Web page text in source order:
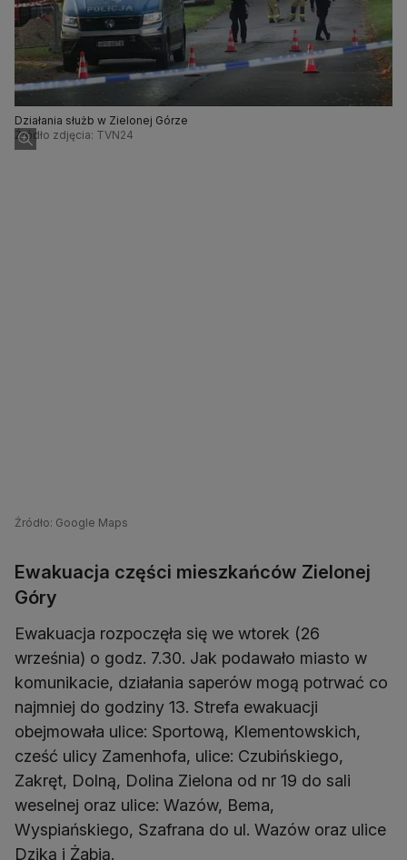
Działania służb w Zielonej Górze
Źródło zdjęcia: TVN24
Źródło: Google Maps
Ewakuacja części mieszkańców Zielonej
Góry
Ewakuacja rozpoczęła się we wtorek (26
września) o godz. 7.30. Jak podawało miasto w
komunikacie, działania saperów mogą potrwać co
najmniej do godziny 13. Strefa ewakuacji
obejmowała ulice: Sportową, Klementowskich,
cześć ulicy Zamenhofa, ulice: Czubińskiego,
Zakręt, Dolną, Dolina Zielona od nr 19 do sali
weselnej oraz ulice: Wazów, Bema,
Wyspiańskiego, Szafrana do ul. Wazów oraz ulice
Dziką i Żabią.